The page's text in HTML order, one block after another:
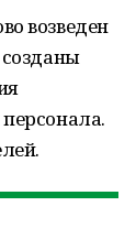
возведен